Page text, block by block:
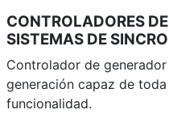
CONTROLADORES
SISTEMAS DE
Controlador de
generación capaz de
funcionalidad.